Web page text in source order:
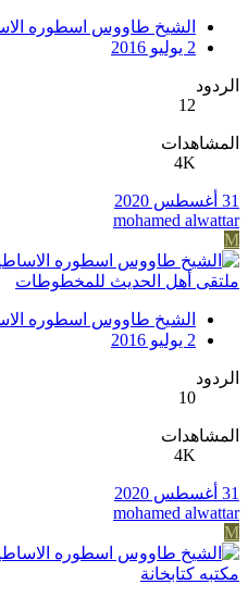
الشيخ طاووس اسطوره
2 يوليو 2016
الردود
12
المشاهدات
4K
31 أغسطس 2020
mohamed alwattar
M
ملتقى أهل الحديث للمخطوطات
الشيخ طاووس اسطوره
2 يوليو 2016
الردود
10
المشاهدات
4K
31 أغسطس 2020
mohamed alwattar
M
مكتبه كتابخانة